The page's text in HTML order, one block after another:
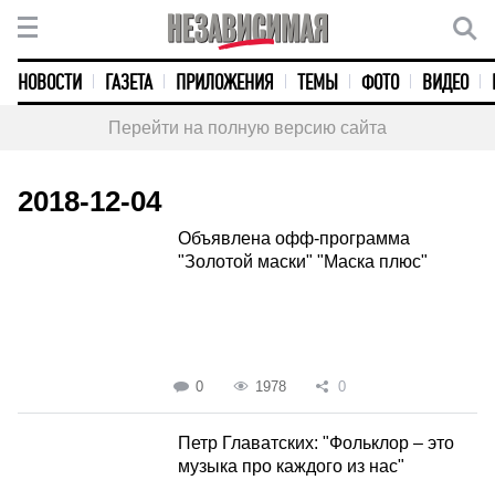
НОВОСТИ ГАЗЕТА ПРИЛОЖЕНИЯ ТЕМЫ ФОТО ВИДЕО
Перейти на полную версию сайта
2018-12-04
Объявлена офф-программа
"Золотой маски" "Маска плюс"
0 1978 0
Петр Главатских: "Фольклор – это
музыка про каждого из нас"